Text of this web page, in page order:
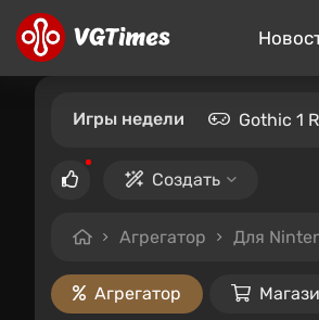
Игры недели Gothic 1
Создать
Агрегатор Для
Агрегатор